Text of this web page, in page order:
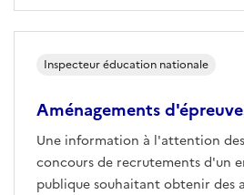
Aménagements
Une information à l'attention
concours de recrutements d'un
publique souhaitant obtenir des
Inspecteur éducation nationale